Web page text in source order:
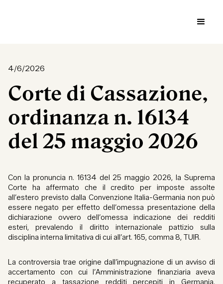
4/6/2026
Corte di Cassazione,
ordinanza n. 16134
del 25 maggio 2026
Con la pronuncia n. 16134 del 25 maggio 2026, la Suprema
Corte ha affermato che il credito per imposte assolte
all’estero previsto dalla Convenzione Italia-Germania non può
essere negato per effetto dell’omessa presentazione della
dichiarazione ovvero dell’omessa indicazione dei redditi
esteri, prevalendo il diritto internazionale pattizio sulla
disciplina interna limitativa di cui all’art. 165, comma 8, TUIR.
La controversia trae origine dall’impugnazione di un avviso di
accertamento con cui l’Amministrazione finanziaria aveva